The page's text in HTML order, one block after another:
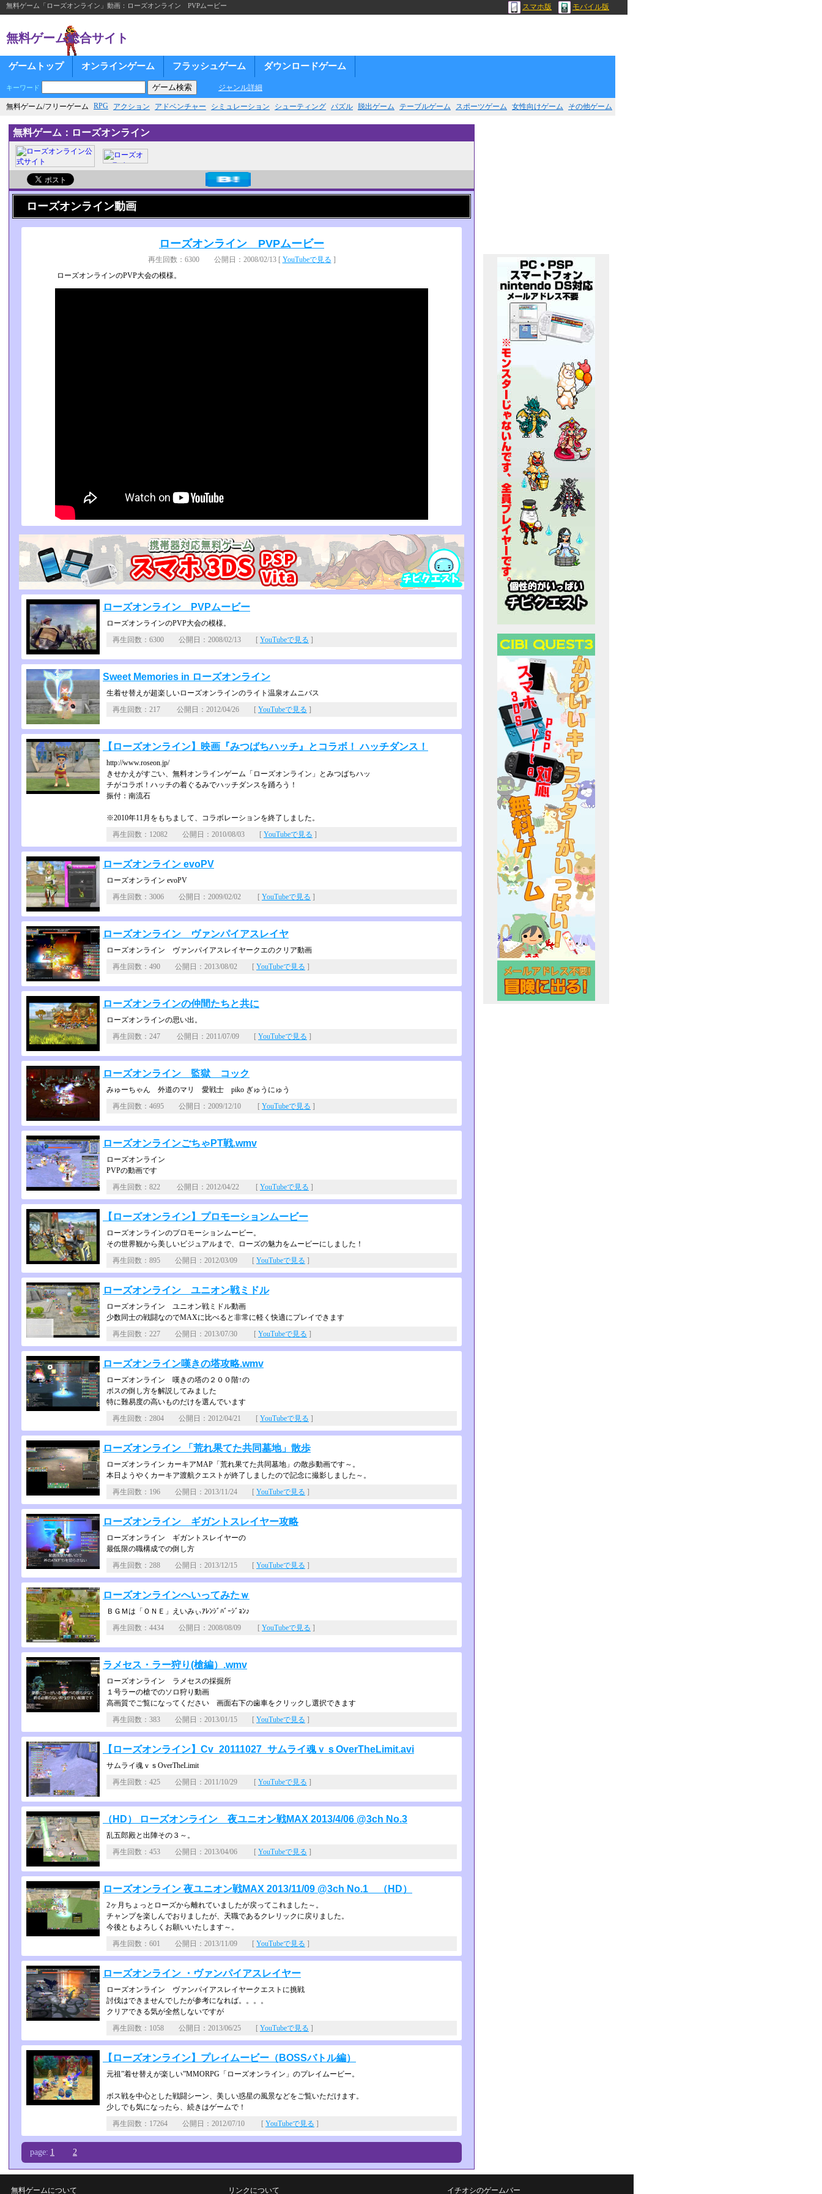
無料ゲーム「ローズオンライン」動画：ローズオンライン PVPムービー スマホ版 モバイル版
無料ゲーム総合サイト
ゲームトップ オンラインゲーム フラッシュゲーム ダウンロードゲーム
キーワード ジャンル詳細
無料ゲーム/フリーゲーム RPG アクション アドベンチャー シミュレーション シューティング パズル 脱出ゲーム テーブルゲーム スポーツゲーム 女性向けゲーム その他ゲーム
無料ゲーム：ローズオンライン
ローズオンライン動画
ローズオンライン PVPムービー
再生回数：6300 公開日：2008/02/13 [ YouTubeで見る ]
ローズオンラインのPVP大会の模様。
ローズオンライン PVPムービー
ローズオンラインのPVP大会の模様。
再生回数：6300 公開日：2008/02/13 [ YouTubeで見る ]
Sweet Memories in ローズオンライン
生着せ替えが超楽しいローズオンラインのライト温泉オムニバス
再生回数：217 公開日：2012/04/26 [ YouTubeで見る ]
【ローズオンライン】映画『みつばちハッチ』とコラボ！ ハッチダンス！
http://www.roseon.jp/
きせかえがすごい、無料オンラインゲーム「ローズオンライン」とみつばちハッ
チがコラボ！ハッチの着ぐるみでハッチダンスを踊ろう！
振付：南流石
※2010年11月をもちまして、コラボレーションを終了しました。
再生回数：12082 公開日：2010/08/03 [ YouTubeで見る ]
ローズオンライン evoPV
ローズオンライン evoPV
再生回数：3006 公開日：2009/02/02 [ YouTubeで見る ]
ローズオンライン ヴァンパイアスレイヤ
ローズオンライン ヴァンパイアスレイヤークエのクリア動画
再生回数：490 公開日：2013/08/02 [ YouTubeで見る ]
ローズオンラインの仲間たちと共に
ローズオンラインの思い出。
再生回数：247 公開日：2011/07/09 [ YouTubeで見る ]
ローズオンライン 監獄 コック
みゅーちゃん 外道のマリ 愛戦士 piko ぎゅうにゅう
再生回数：4695 公開日：2009/12/10 [ YouTubeで見る ]
ローズオンラインごちゃPT戦.wmv
ローズオンライン
PVPの動画です
再生回数：822 公開日：2012/04/22 [ YouTubeで見る ]
【ローズオンライン】プロモーションムービー
ローズオンラインのプロモーションムービー。
その世界観から美しいビジュアルまで、ローズの魅力をムービーにしました！
再生回数：895 公開日：2012/03/09 [ YouTubeで見る ]
ローズオンライン ユニオン戦ミドル
ローズオンライン ユニオン戦ミドル動画
少数同士の戦闘なのでMAXに比べると非常に軽く快適にプレイできます
再生回数：227 公開日：2013/07/30 [ YouTubeで見る ]
ローズオンライン嘆きの塔攻略.wmv
ローズオンライン 嘆きの塔の２００階↑の
ボスの倒し方を解説してみました
特に難易度の高いものだけを選んでいます
再生回数：2804 公開日：2012/04/21 [ YouTubeで見る ]
ローズオンライン 「荒れ果てた共同墓地」散歩
ローズオンライン カーキアMAP「荒れ果てた共同墓地」の散歩動画です～。
本日ようやくカーキア渡航クエストが終了しましたので記念に撮影しました～。
再生回数：196 公開日：2013/11/24 [ YouTubeで見る ]
ローズオンライン ギガントスレイヤー攻略
ローズオンライン ギガントスレイヤーの
最低限の職構成での倒し方
再生回数：288 公開日：2013/12/15 [ YouTubeで見る ]
ローズオンラインへいってみたｗ
ＢＧＭは「ＯＮＥ」えいみぃｱﾚﾝｼﾞﾊﾞｰｼﾞｮﾝ♪
再生回数：4434 公開日：2008/08/09 [ YouTubeで見る ]
ラメセス・ラー狩り(槍編）.wmv
ローズオンライン ラメセスの採掘所
１号ラーの槍でのソロ狩り動画
高画質でご覧になってください 画面右下の歯車をクリックし選択できます
再生回数：383 公開日：2013/01/15 [ YouTubeで見る ]
【ローズオンライン】Cv_20111027_サムライ魂ｖｓOverTheLimit.avi
サムライ魂ｖｓOverTheLimit
再生回数：425 公開日：2011/10/29 [ YouTubeで見る ]
（HD） ローズオンライン 夜ユニオン戦MAX 2013/4/06 @3ch No.3
乱五郎殿と出陣その３～。
再生回数：453 公開日：2013/04/06 [ YouTubeで見る ]
ローズオンライン 夜ユニオン戦MAX 2013/11/09 @3ch No.1 （HD）
2ヶ月ちょっとローズから離れていましたが戻ってこれました～。
チャンプを楽しんでおりましたが、天職であるクレリックに戻りました。
今後ともよろしくお願いいたします～。
再生回数：601 公開日：2013/11/09 [ YouTubeで見る ]
ローズオンライン ・ヴァンパイアスレイヤー
ローズオンライン ヴァンパイアスレイヤークエストに挑戦
討伐はできませんでしたが参考になれば。。。。
クリアできる気が全然しないですが
再生回数：1058 公開日：2013/06/25 [ YouTubeで見る ]
【ローズオンライン】プレイムービー（BOSSバトル編）
元祖”着せ替えが楽しい”MMORPG「ローズオンライン」のプ­レイムービー。
ボス戦を中心とした戦闘シーン、美しい惑星の風景などをご覧いただけます。
少しでも気になったら、続きはゲームで！
再生回数：17264 公開日：2012/07/10 [ YouTubeで見る ]
page: 1 2
無料ゲームについて リンクについて イチオシのゲームバー